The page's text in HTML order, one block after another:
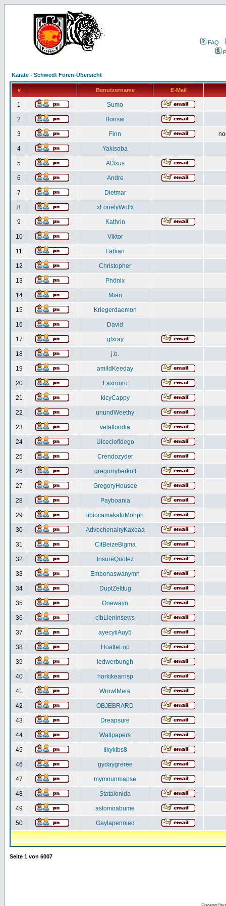
FAQ
Karate - Schwedt Foren-Übersicht
# Benutzername E-Mail
1 Sumo
2 Bonsai
3 Finn
4 Yakisoba
5 Al3xus
6 Andre
7 Dietmar
8 xLonelyWolfx
9 Kathrin
10 Viktor
11 Fabian
12 Christopher
13 Phönix
14 Mian
15 Kriegerdaemon
16 David
17 glxray
18 j.b.
19 amildKeeday
20 Laxrouro
21 kicyCappy
22 unundWeethy
23 velafloodia
24 Ulceclofidego
25 Crendozyder
26 gregorryberkoff
27 GregoryHousee
28 Payboania
29 libiocamakatoMohph
30 AdvochenalryKaxeaa
31 CitBeizeBigma
32 InsureQuotez
33 Embonaswanymn
34 DuptZelttug
35 Onewayn
36 cibLieninsews
37 ayecyiiAuy5
38 HoatteLop
39 ledwerbungh
40 horkikearrisp
41 WrowlMere
42 OBJEBRARD
43 Dreapsure
44 Wallpapers
45 IlkykIbs8
46 gydaygreree
47 mymnunmapse
48 Stataionida
49 astomoabume
50 Gaylapennied
Seite 1 von 6007
Powered by